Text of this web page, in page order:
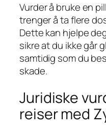
Vurder å bruke en
trenger å ta flere
Dette kan hjelpe
sikre at du ikke går
samtidig som du
skade.
Juridiske
reiser med